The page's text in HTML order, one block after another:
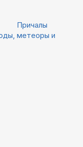
Причалы
метеоры и